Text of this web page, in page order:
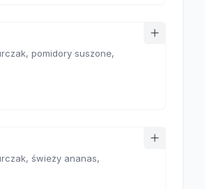
pomidory suszone,
świeży ananas,